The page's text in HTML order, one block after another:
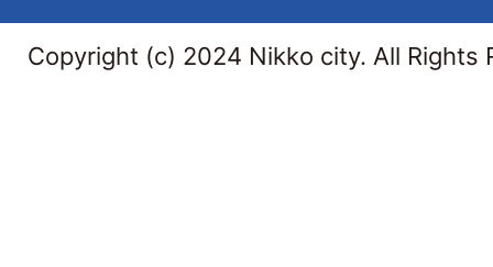
Copyright (c) 2024 Nikko city. All Rights